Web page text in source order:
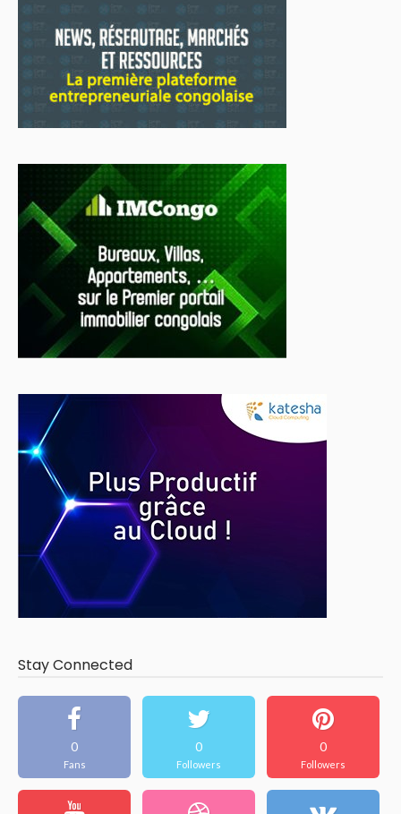
Stay Connected
0
Fans
0
Followers
0
Followers